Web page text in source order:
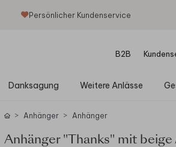
Persönlicher Kundenservice
B2B
Danksagung Weitere Anlässe
Anhänger Anhänger
Anhänger "Thanks" mit beige